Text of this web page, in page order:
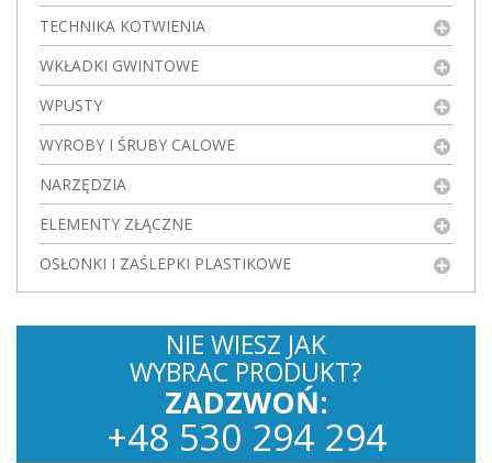
TECHNIKA KOTWIENIA
WKŁADKI GWINTOWE
WPUSTY
WYROBY I ŚRUBY CALOWE
NARZĘDZIA
ELEMENTY ZŁĄCZNE
OSŁONKI I ZAŚLEPKI PLASTIKOWE
NIE WIESZ JAK
WYBRAC PRODUKT?
ZADZWOŃ:
+48 530 294 294